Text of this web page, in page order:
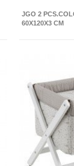
JGO 2
60X120X3 CM